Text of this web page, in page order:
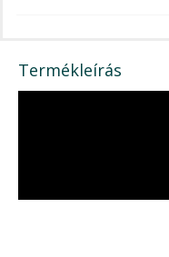
Termékleírás